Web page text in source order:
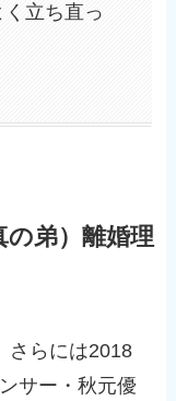
立ち直っ
の弟）離婚理
さらには2018
サー・秋元優